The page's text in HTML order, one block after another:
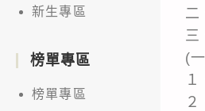
二
三
(
新生專區
榜單專區
榜單專區